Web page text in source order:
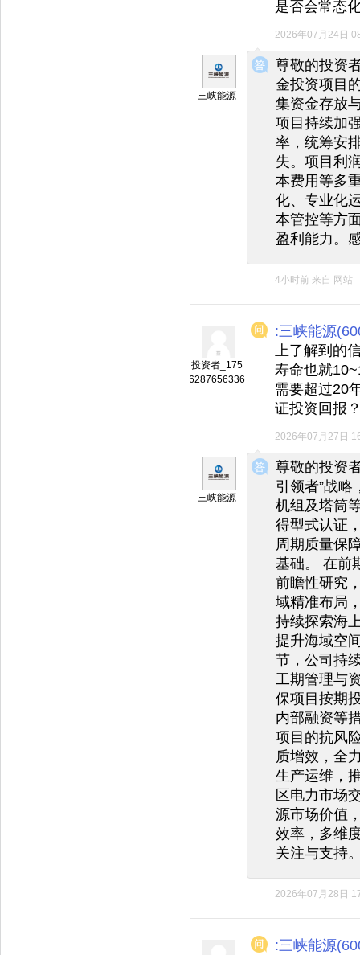
是否会常态
2026年07月24日
◆
◆
三峡能源
尊敬的投资
金投资项目
集资金存放
项目持续加
率，统筹安
失。项目利
本费用等多
化、专业化
本管控等方
盈利能力。
4小时前 来自 网站
投资者_175
6287656336
:三峡能源
上了解到的
寿命也就
需要超过20
证投资回报
2026年07月27日
◆
◆
三峡能源
尊敬的投资
引领者”战
机组及塔筒
得型式认证
周期质量保
基础。 在前
前瞻性研究
域精准布局
持续探索海
提升海域空
节，公司持
工期管理与
保项目按期
内部融资等
项目的抗风
质增效，全
生产运维，
区电力市场
源市场价值
效率，多维
关注与支持
2026年07月28日
:三峡能源